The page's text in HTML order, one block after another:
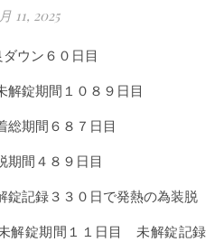
11, 2025
ウン６０日目
錠期間１０８９日目
期間６８７日目
間４８９日目
記録３３０日で発熱の為装脱
錠期間１１日目 未解錠記録